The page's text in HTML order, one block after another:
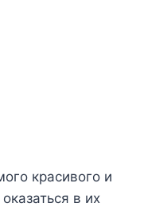
красивого и
в их